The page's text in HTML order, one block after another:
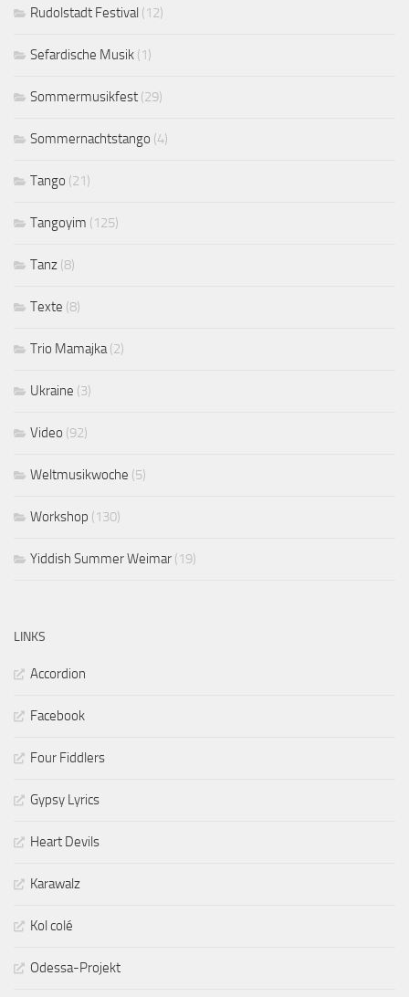
Rudolstadt Festival (12)
Sefardische Musik (1)
Sommermusikfest (29)
Sommernachtstango (4)
Tango (21)
Tangoyim (125)
Tanz (8)
Texte (8)
Trio Mamajka(2)
Ukraine (3)
Video (92)
Weltmusikwoche (5)
Workshop (130)
Yiddish Summer Weimar (19)
LINKS
Accordion
Facebook
Four Fiddlers
Gypsy Lyrics
Heart Devils
Karawalz
Kol colé
Odessa-Projekt